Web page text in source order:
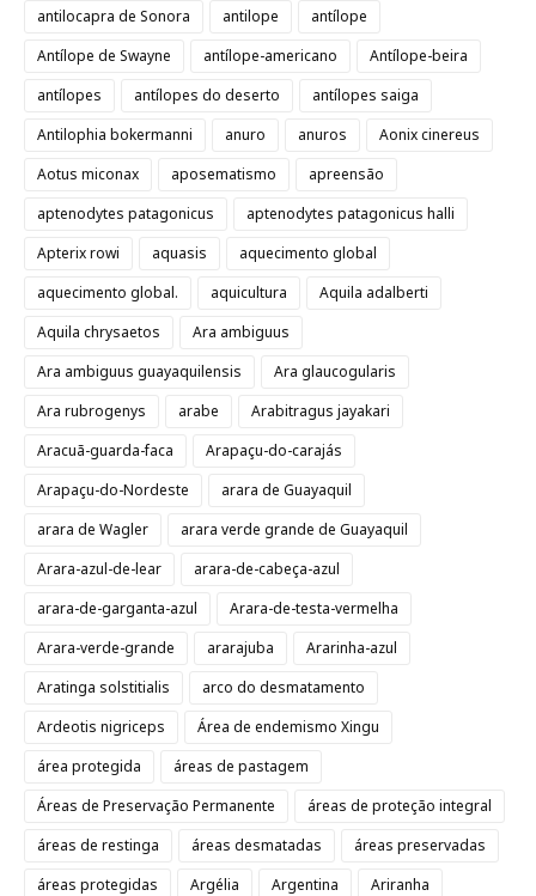
antilocapra de Sonora
antilope
antílope
Antílope de Swayne
antílope-americano
Antílope-beira
antílopes
antílopes do deserto
antílopes saiga
Antilophia bokermanni
anuro anuros
Aonix cinereus
Aotus miconax
aposematismo
apreensão
aptenodytes patagonicus
aptenodytes patagonicus halli
Apterix rowi
aquasis
aquecimento global
aquecimento global.
aquicultura
Aquila adalberti
Aquila chrysaetos
Ara ambiguus
Ara ambiguus guayaquilensis
Ara glaucogularis
Ara rubrogenys
arabe
Arabitragus jayakari
Aracuã-guarda-faca
Arapaçu-do-carajás
Arapaçu-do-Nordeste
arara de Guayaquil
arara de Wagler
arara verde grande de Guayaquil
Arara-azul-de-lear
arara-de-cabeça-azul
arara-de-garganta-azul
Arara-de-testa-vermelha
Arara-verde-grande
ararajuba
Ararinha-azul
Aratinga solstitialis
arco do desmatamento
Ardeotis nigriceps
Área de endemismo Xingu
área protegida
áreas de pastagem
Áreas de Preservação Permanente
áreas de proteção integral
áreas de restinga
áreas desmatadas
áreas preservadas
áreas protegidas
Argélia Argentina
Ariranha